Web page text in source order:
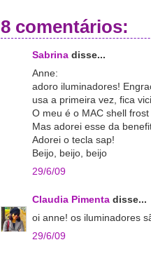
8 comentários:
Sabrina disse...
Anne:
adoro iluminadores!
usa a primeira vez, fica
O meu é o MAC shell
Mas adorei esse da
Adorei o tecla sap!
Beijo, beijo, beijo
29/6/09
Claudia Pimenta disse...
oi anne! os iluminadores
29/6/09